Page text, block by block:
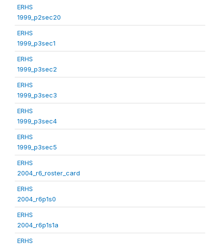
ERHS
1999_p2sec20
ERHS
1999_p3sec1
ERHS
1999_p3sec2
ERHS
1999_p3sec3
ERHS
1999_p3sec4
ERHS
1999_p3sec5
ERHS
2004_r6_roster_card
ERHS
2004_r6p1s0
ERHS
2004_r6p1s1a
ERHS